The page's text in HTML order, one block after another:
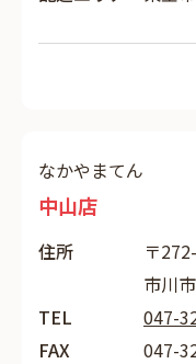
なかやまてん
中山店
住所
〒
市川
TEL
047-
FAX
047-